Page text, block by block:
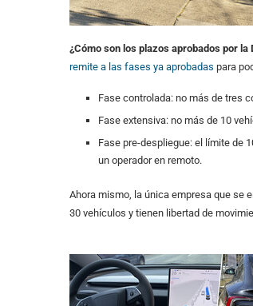
¿Cómo son los plazos aprobados por la
remite a las fases ya aprobadas para
Fase controlada: no más de tres
Fase extensiva: no más de 10
Fase pre-despliegue: el límite de
un operador en remoto.
Ahora mismo, la única empresa que se
30 vehículos y tienen libertad de